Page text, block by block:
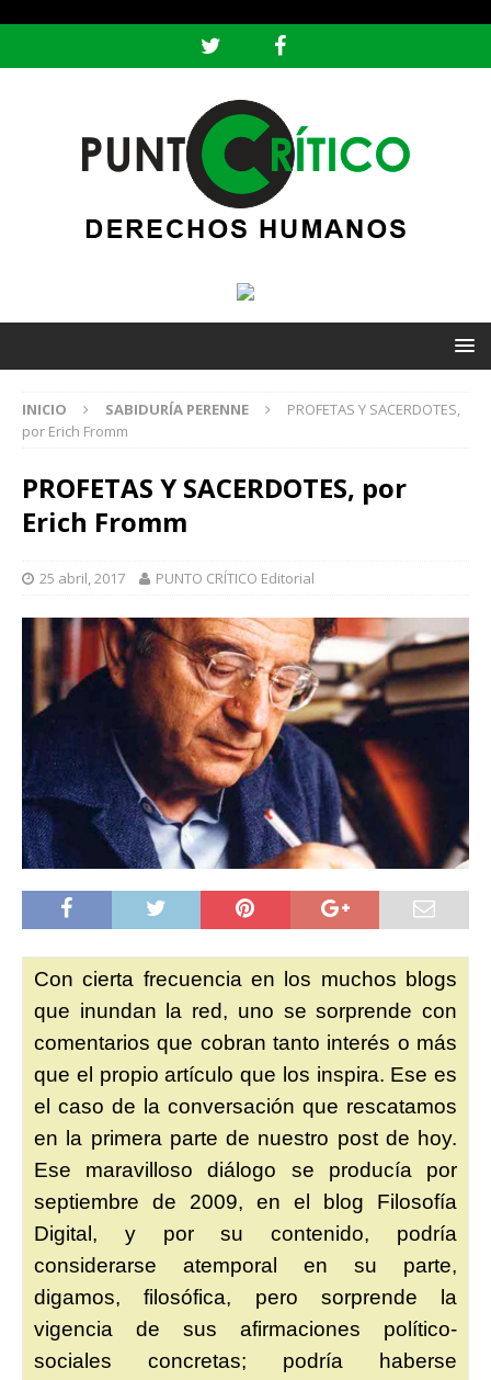
INICIO SABIDURÍA PERENNE
PROFETAS Y SACERDOTES,
por Erich Fromm
PROFETAS Y SACERDOTES, por
Erich Fromm
25 abril, 2017 PUNTO CRÍTICO Editorial
Con cierta frecuencia en los muchos blogs
que inundan la red, uno se sorprende con
comentarios que cobran tanto interés o más
que el propio artículo que los inspira. Ese es
el caso de la conversación que rescatamos
en la primera parte de nuestro post de hoy.
Ese maravilloso diálogo se producía por
septiembre de 2009, en el blog Filosofía
Digital, y por su contenido, podría
considerarse atemporal en su parte,
digamos, filosófica, pero sorprende la
vigencia de sus afirmaciones político-
sociales concretas; podría haberse